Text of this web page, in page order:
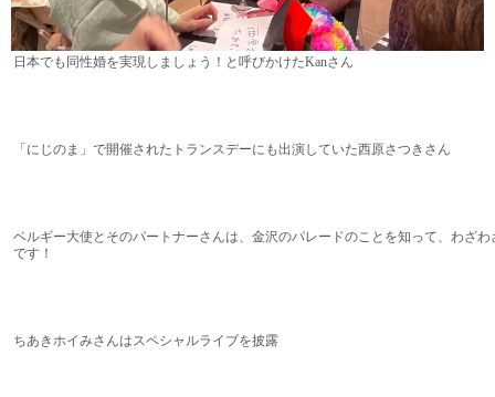
日本でも同性婚を実現しましょう！と呼びかけたKanさん
「にじのま」で開催されたトランスデーにも出演していた西原さつきさん
ベルギー大使とそのパートナーさんは、金沢のパレードのことを知って、わざ
です！
ちあきホイみさんはスペシャルライブを披露